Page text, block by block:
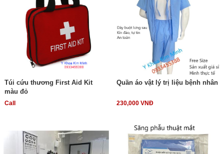
Túi cứu thương First Aid Kit
màu đỏ
Call
Quần áo vật lý trị liệu bệnh nhân
230,000 VNĐ